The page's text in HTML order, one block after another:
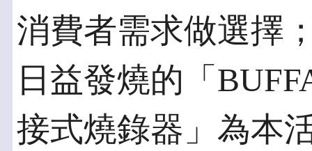
消費者需求做選擇
日益發燒的「
接式燒錄器」為本